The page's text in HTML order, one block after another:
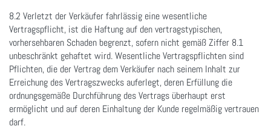
8.2 Verletzt der Verkäufer fahrlässig eine wesentliche
Vertragspflicht, ist die Haftung auf den vertragstypischen,
vorhersehbaren Schaden begrenzt, sofern nicht gemäß Ziffer 8.1
unbeschränkt gehaftet wird. Wesentliche Vertragspflichten sind
Pflichten, die der Vertrag dem Verkäufer nach seinem Inhalt zur
Erreichung des Vertragszwecks auferlegt, deren Erfüllung die
ordnungsgemäße Durchführung des Vertrags überhaupt erst
ermöglicht und auf deren Einhaltung der Kunde regelmäßig vertrauen
darf.